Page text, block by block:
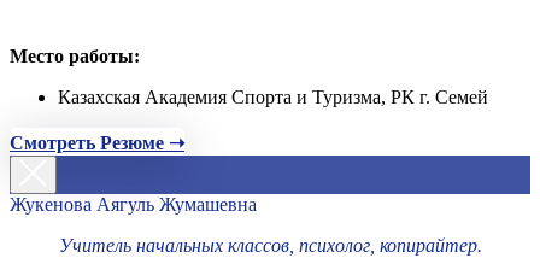
Место работы:
Казахская Академия Спорта и Туризма, РК г. Семей
Смотреть Резюме ➝
Жукенова Аягуль Жумашевна
Учитель начальных классов, психолог, копирайтер.